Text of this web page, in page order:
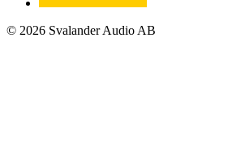
© 2026 Svalander Audio AB